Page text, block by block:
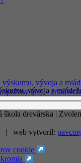
vývoja a
drevárska | Zvolen
| web vytvoril:
cookie